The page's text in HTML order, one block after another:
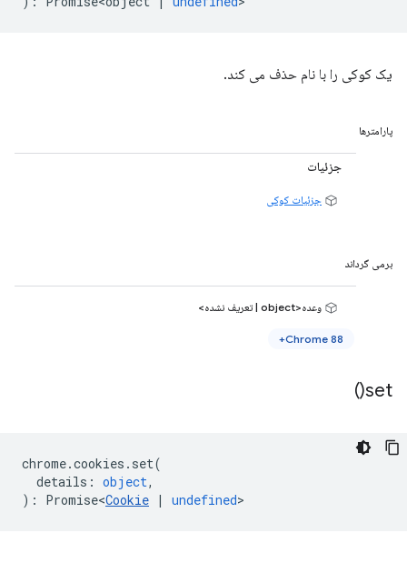
یک کوکی را با نام حذف می کند.
پارامترها
جزئیات
جزئیات کوکی
برمی گرداند
وعده<object | تعریف نشده>
Chrome 88+
set(
)
chrome.cookies . set(
details : object,
) : Promise<Cookie | undefined>